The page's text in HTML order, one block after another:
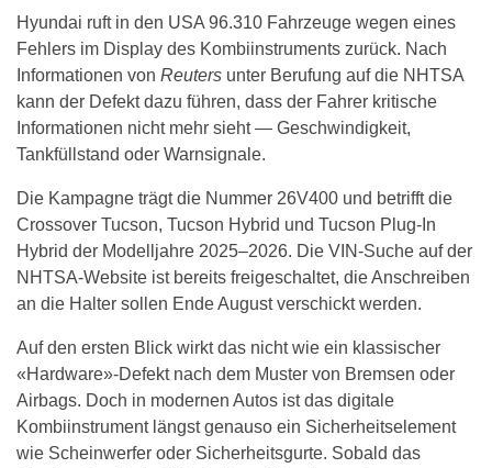
Hyundai ruft in den USA 96.310 Fahrzeuge wegen eines
Fehlers im Display des Kombiinstruments zurück. Nach
Informationen von Reuters unter Berufung auf die NHTSA
kann der Defekt dazu führen, dass der Fahrer kritische
Informationen nicht mehr sieht — Geschwindigkeit,
Tankfüllstand oder Warnsignale.
Die Kampagne trägt die Nummer 26V400 und betrifft die
Crossover Tucson, Tucson Hybrid und Tucson Plug-In
Hybrid der Modelljahre 2025–2026. Die VIN-Suche auf der
NHTSA-Website ist bereits freigeschaltet, die Anschreiben
an die Halter sollen Ende August verschickt werden.
Auf den ersten Blick wirkt das nicht wie ein klassischer
«Hardware»-Defekt nach dem Muster von Bremsen oder
Airbags. Doch in modernen Autos ist das digitale
Kombiinstrument längst genauso ein Sicherheitselement
wie Scheinwerfer oder Sicherheitsgurte. Sobald das